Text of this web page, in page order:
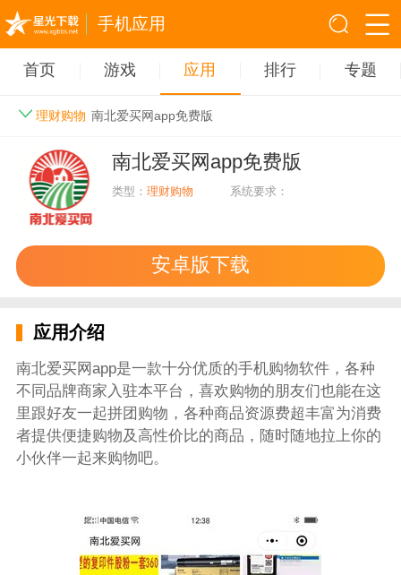
手机应用
首页 游戏 应用 排行 专题
理财购物 南北爱买网app免费版
南北爱买网app免费版
类型：理财购物 系统要求：
安卓版下载
应用介绍
南北爱买网app是一款十分优质的手机购物软件，各种
不同品牌商家入驻本平台，喜欢购物的朋友们也能在这
里跟好友一起拼团购物，各种商品资源费超丰富为消费
者提供便捷购物及高性价比的商品，随时随地拉上你的
小伙伴一起来购物吧。